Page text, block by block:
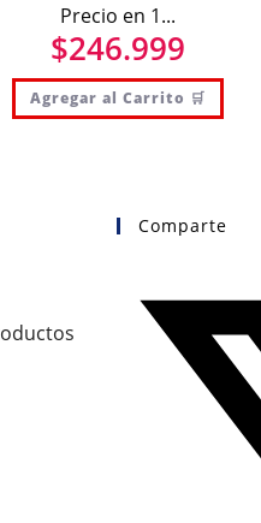
Precio en 1...
$246.999
Agregar al Carrito 🛒
Comparte